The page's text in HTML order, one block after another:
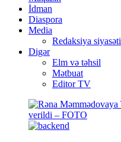
İdman
Diaspora
Media
Redaksiya
Digər
Elm və təhsil
Mətbuat
Editor TV